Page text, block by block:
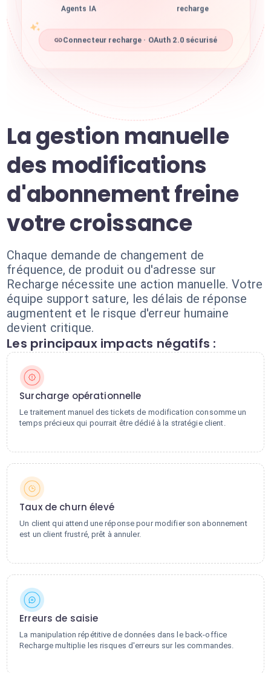
Agents IA recharge
Connecteur recharge · OAuth 2.0 sécurisé
La gestion manuelle
des modifications
d'abonnement freine
votre croissance
Chaque demande de changement de
fréquence, de produit ou d'adresse sur
Recharge nécessite une action manuelle. Votre
équipe support sature, les délais de réponse
augmentent et le risque d'erreur humaine
devient critique.
Les principaux impacts négatifs :
Surcharge opérationnelle
Le traitement manuel des tickets de modification consomme un
temps précieux qui pourrait être dédié à la stratégie client.
Taux de churn élevé
Un client qui attend une réponse pour modifier son abonnement
est un client frustré, prêt à annuler.
Erreurs de saisie
La manipulation répétitive de données dans le back-office
Recharge multiplie les risques d'erreurs sur les commandes.